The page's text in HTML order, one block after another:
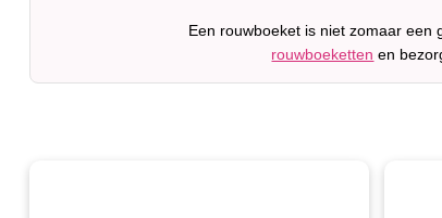
Een rouwboeket is niet zomaar een
rouwboeketten en